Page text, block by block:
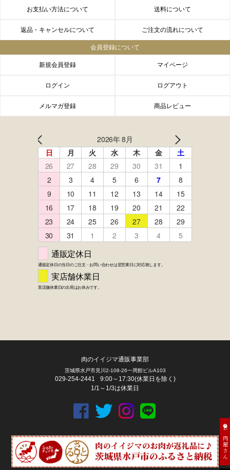
FACEBOOK twitter instagram LINE
お肉屋さん
お支払い方法について 送料について
返品・キャンセルについて ご注文の流れについて
会員登録について
新規会員登録 マイページ
ログイン ログアウト
メルマガ登録 商品レビュー
肉のイイジマ通販事業部
茨城県水戸市見川2-108-26一周館ビルA103
029-254-2441
9:00～17:30(休業日を除く)
1/1～1/3は休業日